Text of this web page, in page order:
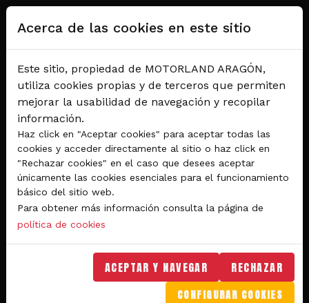
Pasar al contenido principal
Del 28 al 30 de agosto 2026
Circuito de velocidad
GRAN PREMIO
MICHELIN® DE ARAGÓN
DE MOTOGP™ 2026
Acerca de las cookies en este sitio
Este sitio, propiedad de MOTORLAND ARAGÓN,
utiliza cookies propias y de terceros que permiten
mejorar la usabilidad de navegación y recopilar
información.
Haz click en "Aceptar cookies" para aceptar todas las
cookies y acceder directamente al sitio o haz click en
"Rechazar cookies" en el caso que desees aceptar
únicamente las cookies esenciales para el funcionamiento
básico del sitio web.
Para obtener más información consulta la página de
política de cookies
ACEPTAR Y NAVEGAR RECHAZAR
CONFIGURAR COOKIES